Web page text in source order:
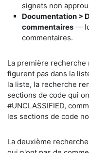
signets non
​Documentation >
commentaires —
commentaires.
​La première
figurent pas dans la
la liste, la recherche
sections de code qui
#UNCLASSIFIED,
les sections de code
​La deuxième